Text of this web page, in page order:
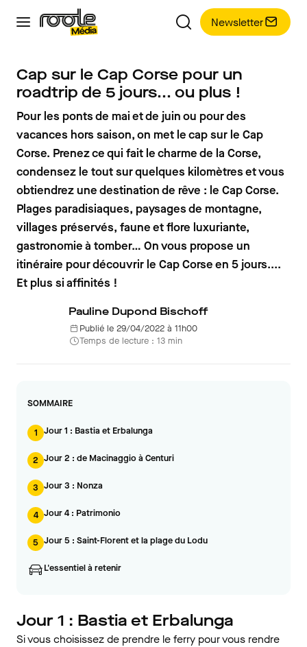
Newsletter
Cap sur le Cap Corse pour un
roadtrip de 5 jours... ou plus !
Pour les ponts de mai et de juin ou pour des
vacances hors saison, on met le cap sur le Cap
Corse. Prenez ce qui fait le charme de la Corse,
condensez le tout sur quelques kilomètres et vous
obtiendrez une destination de rêve : le Cap Corse.
Plages paradisiaques, paysages de montagne,
villages préservés, faune et flore luxuriante,
gastronomie à tomber… On vous propose un
itinéraire pour découvrir le Cap Corse en 5 jours....
Et plus si affinités !
Pauline Dupond Bischoff
Publié le 29/04/2022 à 11h00
Temps de lecture : 13 min
SOMMAIRE
1 Jour 1 : Bastia et Erbalunga
2 Jour 2 : de Macinaggio à Centuri
3 Jour 3 : Nonza
4 Jour 4 : Patrimonio
5 Jour 5 : Saint-Florent et la plage du Lodu
L'essentiel à retenir
Jour 1 : Bastia et Erbalunga
Si vous choisissez de prendre le ferry pour vous rendre